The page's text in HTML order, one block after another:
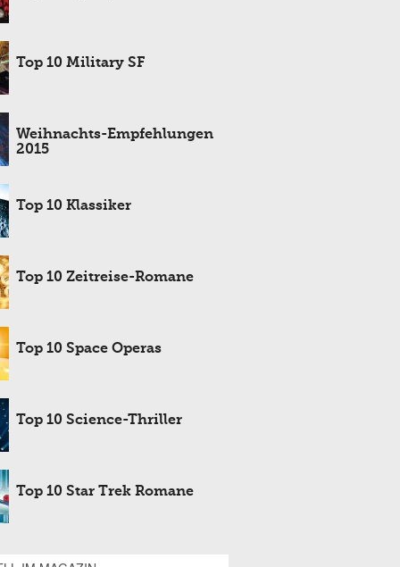
Top 10 Military SF
Weihnachts-Empfehlungen
2015
Top 10 Klassiker
Top 10 Zeitreise-Romane
Top 10 Space Operas
Top 10 Science-Thriller
Top 10 Star Trek Romane